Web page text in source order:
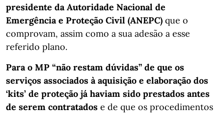
presidente da Autoridade Nacional de
Emergência e Proteção Civil (ANEPC) que o
comprovam, assim como a sua adesão a esse
referido plano.
Para o MP “não restam dúvidas” de que os
serviços associados à aquisição e elaboração dos
‘kits’ de proteção já haviam sido prestados antes
de serem contratados e de que os procedimentos